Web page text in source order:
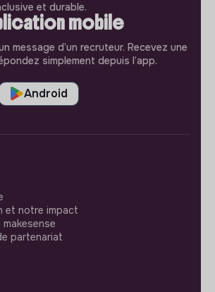
et durable.
mobile
message d’un recruteur. Recevez une
simplement depuis l’app.
Android
et notre impact
partenariat